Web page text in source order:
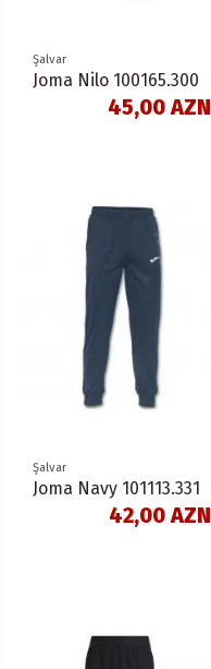
Şalvar
Joma Nilo 100165.300
45,00 AZN
Şalvar
Joma Navy 101113.331
42,00 AZN